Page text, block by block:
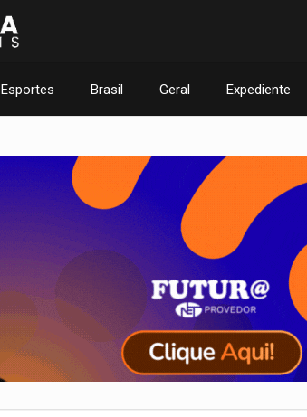
Esportes Brasil Geral Expediente